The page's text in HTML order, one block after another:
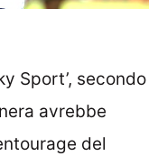
Sport’, secondo
avrebbe
del